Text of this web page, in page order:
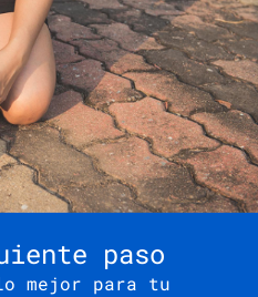
paso
mejor para tu